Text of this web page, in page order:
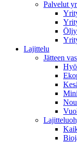
Palvelut
Lajittelu
Jätteen